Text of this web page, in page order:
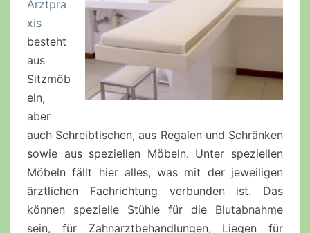
Arztpra
xis
besteht
aus
Sitzmöb
eln,
aber
auch Schreibtischen, aus Regalen und Schränken
sowie aus speziellen Möbeln. Unter speziellen
Möbeln fällt hier alles, was mit der jeweiligen
ärztlichen Fachrichtung verbunden ist. Das
können spezielle Stühle für die Blutabnahme
sein, für Zahnarztbehandlungen, Liegen für